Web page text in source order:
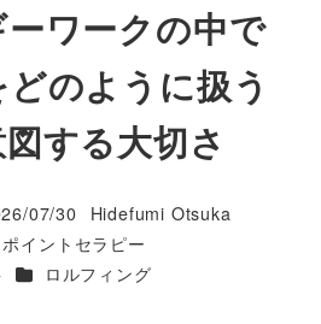
ワークの中で
どのように扱う
する大切さ
07/30
著
者
Hidefumi Otsuka
イントセラピー
カテゴリー
ロルフィング